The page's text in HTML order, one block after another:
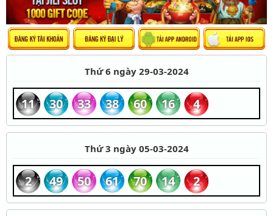
Thứ 6 ngày 29-03-2024
11 30 33 38 60 16 4
Thứ 3 ngày 05-03-2024
2 49 50 61 70 14 2